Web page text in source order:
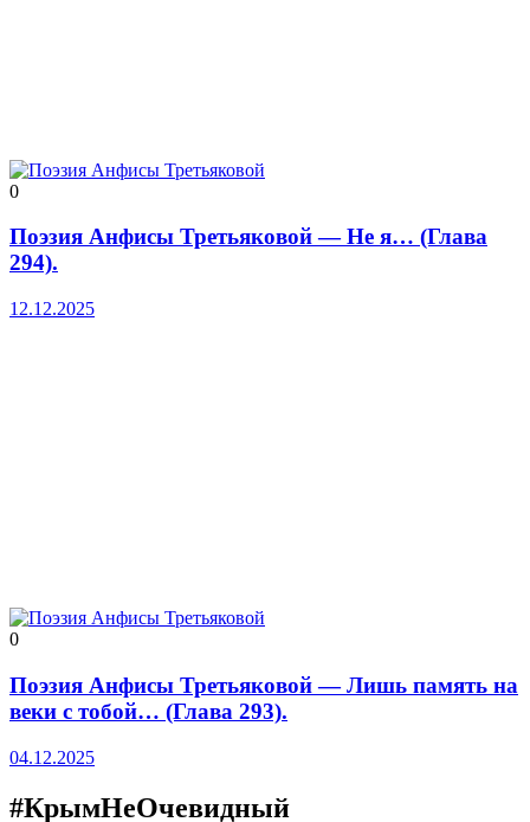
0
Поэзия Анфисы Третьяковой — Не я… (Глава
294).
12.12.2025
0
Поэзия Анфисы Третьяковой — Лишь память на
веки с тобой… (Глава 293).
04.12.2025
#КрымНеОчевидный